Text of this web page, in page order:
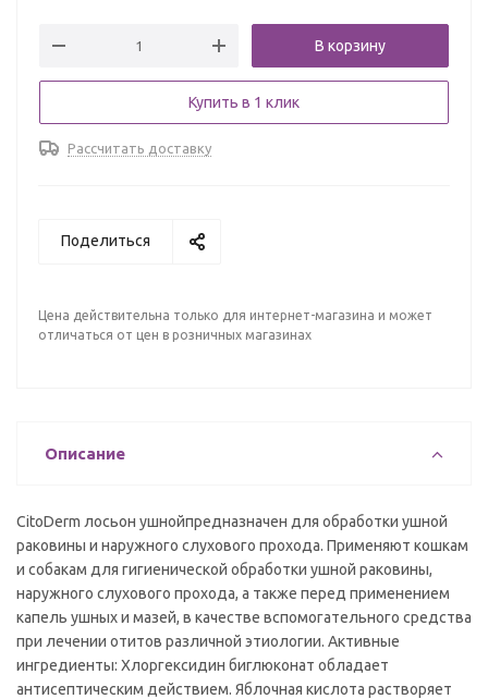
В корзину
Купить в 1 клик
Рассчитать доставку
Поделиться
Цена действительна только для интернет-магазина и может
отличаться от цен в розничных магазинах
Описание
CitoDerm лосьон ушнойпредназначен для обработки ушной
раковины и наружного слухового прохода. Применяют кошкам
и собакам для гигиенической обработки ушной раковины,
наружного слухового прохода, а также перед применением
капель ушных и мазей, в качестве вспомогательного средства
при лечении отитов различной этиологии. Активные
ингредиенты: Хлоргексидин биглюконат обладает
антисептическим действием. Яблочная кислота растворяет